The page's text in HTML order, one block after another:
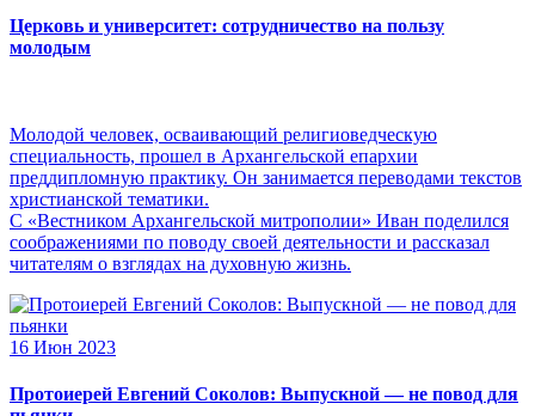
Церковь и университет: сотрудничество на пользу
молодым
Молодой человек, осваивающий религиоведческую
специальность, прошел в Архангельской епархии
преддипломную практику. Он занимается переводами текстов
христианской тематики.
С «Вестником Архангельской митрополии» Иван поделился
соображениями по поводу своей деятельности и рассказал
читателям о взглядах на духовную жизнь.
16 Июн 2023
Протоиерей Евгений Соколов: Выпускной — не повод для